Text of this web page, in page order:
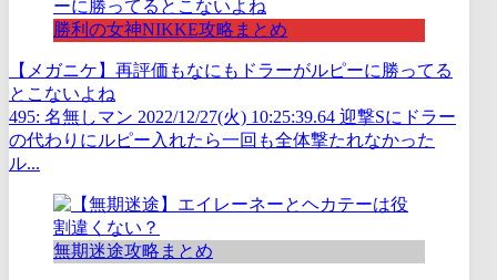
勝利の女神NIKKE攻略まとめ
【メガニケ】再評価もなにもドラーがルピーに勝ってる
とこないよね
495: 名無しマン 2022/12/27(火) 10:25:39.64 迎撃Sにドラー
の代わりにルピー入れたら一回も全体撃たれなかった
ル...
無期迷途攻略まとめ